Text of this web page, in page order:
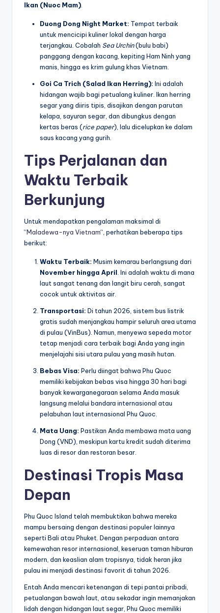
Ikan (Nuoc Mam)
Duong Dong Night Market: Tempat terbaik
untuk mencicipi kuliner lokal dengan harga
terjangkau. Cobalah Sea Urchin(bulu babi)
panggang dengan kacang, kepiting Ham Ninh yang
manis, hingga es krim gulung khas Vietnam.
Goi Ca Trich (Salad Ikan Herring): Ini adalah
hidangan wajib bagi petualang kuliner. Ikan herring
segar yang diiris tipis, disajikan dengan parutan
kelapa, sayuran segar, dan dibungkus dengan
kertas beras (rice paper), lalu dicelupkan ke dalam
saus kacang yang gurih.
Tips Perjalanan dan
Waktu Terbaik
Berkunjung
Untuk mendapatkan pengalaman maksimal di
“Maladewa-nya Vietnam“, perhatikan beberapa tips
berikut:
Waktu Terbaik: Musim kemarau berlangsung dari
November hingga April . Ini adalah waktu di mana
laut sangat tenang dan langit biru cerah, sangat
cocok untuk aktivitas air.
Transportasi: Di tahun 2026, sistem bus listrik
gratis sudah menjangkau hampir seluruh area utama
di pulau (VinBus). Namun, menyewa sepeda motor
tetap menjadi cara terbaik bagi Anda yang ingin
menjelajahi sisi utara pulau yang masih hutan.
Bebas Visa: Perlu diingat bahwa Phu Quoc
memiliki kebijakan bebas visa hingga 30 hari bagi
banyak kewarganegaraan selama Anda masuk
langsung melalui bandara internasional atau
pelabuhan laut internasional Phu Quoc.
Mata Uang: Pastikan Anda membawa mata uang
Dong (VND), meskipun kartu kredit sudah diterima
luas di resor dan restoran besar.
Destinasi Tropis Masa
Depan
Phu Quoc Island telah membuktikan bahwa mereka
mampu bersaing dengan destinasi populer lainnya
seperti Bali atau Phuket. Dengan perpaduan antara
kemewahan resor internasional, keseruan taman hiburan
modern, dan keaslian alam tropisnya, tidak heran jika
pulau ini menjadi destinasi favorit di tahun 2026.
Entah Anda mencari ketenangan di tepi pantai pribadi,
petualangan bawah laut, atau sekadar ingin memanjakan
lidah dengan hidangan laut segar, Phu Quoc memiliki